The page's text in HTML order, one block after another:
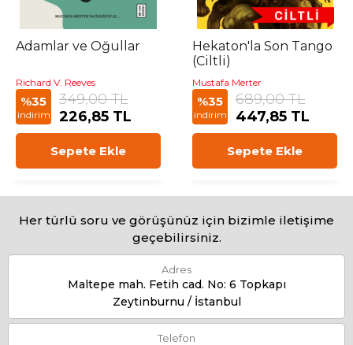
Adamlar ve Oğullar
Richard V. Reeves
%35
indirim
349,00 TL
226,85 TL
Sepete Ekle
Hekaton'la Son Tango
(Ciltli)
Mustafa Merter
%35
indirim
689,00 TL
447,85 TL
Sepete Ekle
Her türlü soru ve görüşünüz için bizimle iletişime
geçebilirsiniz.
Adres
Maltepe mah. Fetih cad. No: 6 Topkapı
Zeytinburnu / İstanbul
Telefon